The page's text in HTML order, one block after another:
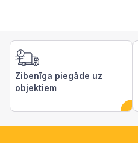
Zibenīga piegāde uz
objektiem